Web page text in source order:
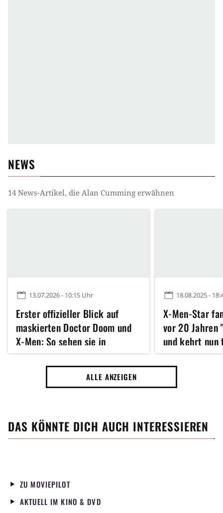
NEWS
14 News-Artikel, die Alan Cumming erwähnen
13.07.2026 - 10:15 Uhr
Erster offizieller Blick auf
maskierten Doctor Doom und
X-Men: So sehen sie in
Avengers 5 aus
18.08.2025 -
X-Men-Star
vor 20
und kehrt nun
Marvel zurück
ALLE ANZEIGEN
DAS KÖNNTE DICH AUCH INTERESSIEREN
ZU MOVIEPILOT
AKTUELL IM KINO & DVD